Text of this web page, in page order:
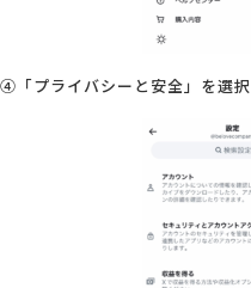
④「プライバシーと安全」を選択